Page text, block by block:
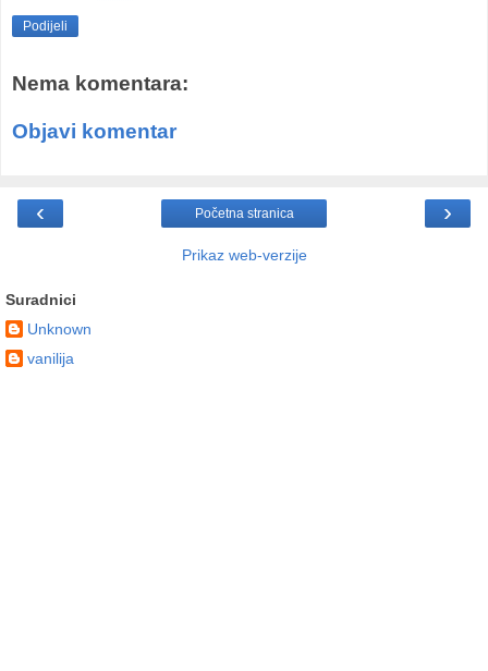
Podijeli
Nema komentara:
Objavi komentar
‹ ›
Početna stranica
Prikaz web-verzije
Suradnici
Unknown
vanilija